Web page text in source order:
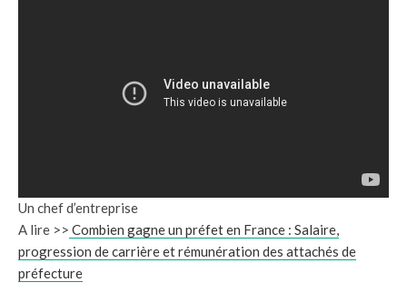
Un chef d’entreprise
A lire >> Combien gagne un préfet en France : Salaire,
progression de carrière et rémunération des attachés de
préfecture